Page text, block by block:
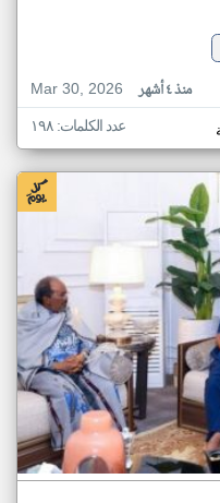
Mar 30, 2026
منذ ٤ أشهر
عدد الكلمات: ١٩٨